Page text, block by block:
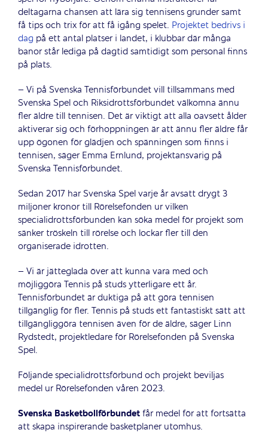
deltagarna chansen att lära sig tennisens grunder samt
få tips och trix för att få igång spelet. Projektet bedrivs i
dag på ett antal platser i landet, i klubbar där många
banor står lediga på dagtid samtidigt som personal finns
på plats.
– Vi på Svenska Tennisförbundet vill tillsammans med
Svenska Spel och Riksidrottsförbundet välkomna ännu
fler äldre till tennisen. Det är viktigt att alla oavsett ålder
aktiverar sig och förhoppningen är att ännu fler äldre får
upp ögonen för glädjen och spänningen som finns i
tennisen, säger Emma Ernlund, projektansvarig på
Svenska Tennisförbundet.
Sedan 2017 har Svenska Spel varje år avsatt drygt 3
miljoner kronor till Rörelsefonden ur vilken
specialidrottsförbunden kan söka medel för projekt som
sänker tröskeln till rörelse och lockar fler till den
organiserade idrotten.
– Vi är jätteglada över att kunna vara med och
möjliggöra Tennis på studs ytterligare ett år.
Tennisförbundet är duktiga på att göra tennisen
tillgänglig för fler. Tennis på studs ett fantastiskt sätt att
tillgängliggöra tennisen även för de äldre, säger Linn
Rydstedt, projektledare för Rörelsefonden på Svenska
Spel.
Följande specialidrottsförbund och projekt beviljas
medel ur Rörelsefonden våren 2023.
Svenska Basketbollförbundetfår medel för att fortsätta
att skapa inspirerande basketplaner utomhus.